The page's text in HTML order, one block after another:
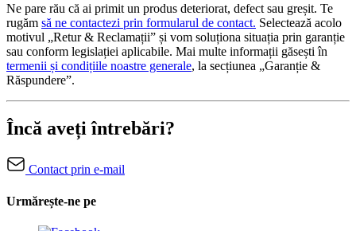
Ne pare rău că ai primit un produs deteriorat, defect sau greșit. Te
rugăm să ne contactezi prin formularul de contact. Selectează acolo
motivul „Retur & Reclamații” și vom soluționa situația prin garanție
sau conform legislației aplicabile. Mai multe informații găsești în
termenii și condițiile noastre generale, la secțiunea „Garanție &
Răspundere”.
Încă aveți întrebări?
Contact prin e-mail
Urmărește-ne pe